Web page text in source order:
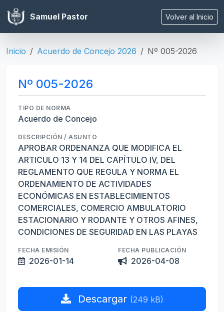
Samuel Pastor Volver al Inicio
Inicio Acuerdo de Concejo 2026 Nº 005-2026
Nº 005-2026
TIPO DE NORMA
Acuerdo de Concejo
DESCRIPCIÓN / ASUNTO
APROBAR ORDENANZA QUE MODIFICA EL
ARTICULO 13 Y 14 DEL CAPÍTULO IV, DEL
REGLAMENTO QUE REGULA Y NORMA EL
ORDENAMIENTO DE ACTIVIDADES
ECONÓMICAS EN ESTABLECIMIENTOS
COMERCIALES, COMERCIO AMBULATORIO
ESTACIONARIO Y RODANTE Y OTROS AFINES,
CONDICIONES DE SEGURIDAD EN LAS PLAYAS
FECHA EMISIÓN
2026-01-14
FECHA PUBLICACIÓN
2026-04-08
Descargar (249 kB)